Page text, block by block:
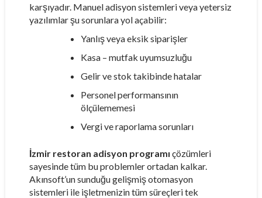
karşıyadır. Manuel adisyon sistemleri veya yetersiz
yazılımlar şu sorunlara yol açabilir:
Yanlış veya eksik siparişler
Kasa – mutfak uyumsuzluğu
Gelir ve stok takibinde hatalar
Personel performansının
ölçülememesi
Vergi ve raporlama sorunları
İzmir restoran adisyon programı çözümleri
sayesinde tüm bu problemler ortadan kalkar.
Akınsoft’un sunduğu gelişmiş otomasyon
sistemleri ile işletmenizin tüm süreçleri tek